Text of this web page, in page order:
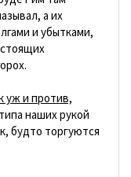
а их
и убытками,
уж и против,
типа наших рукой
будто торгуются